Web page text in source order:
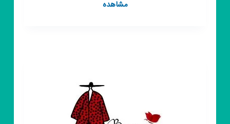
مشاهدهکانال